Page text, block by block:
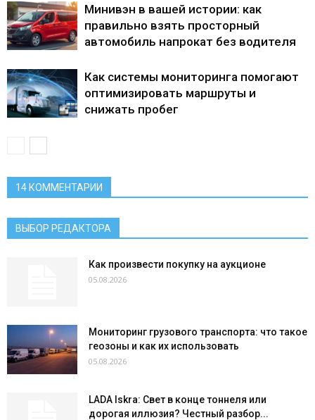
Минивэн в вашей истории: как
правильно взять просторный
автомобиль напрокат без водителя
Как системы мониторинга помогают
оптимизировать маршруты и
снижать пробег
14 КОММЕНТАРИИ
ВЫБОР РЕДАКТОРА
Как произвести покупку на аукционе
05.08.2026
Мониторинг грузового транспорта: что такое
геозоны и как их использовать
05.08.2026
LADA Iskra: Свет в конце тоннеля или
дорогая иллюзия? Честный разбор...